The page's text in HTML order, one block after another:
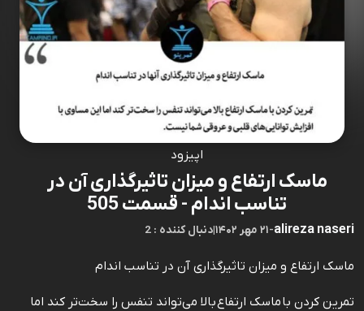
اپیزود
ماسک ارتفاع و میزان تاثیرگذاری آن در
تناسب اندام - قسمت 505
alireza naseri
-۲۱ مهر ۱۴۰۲ |2 : دنبال کننده
ماسک ارتفاع و میزان تاثیرگذاری آن در تناسب اندام
تمرین کردن با ماسک ارتفاع بالا می‌تواند تنفس را سخت‌تر کند اما